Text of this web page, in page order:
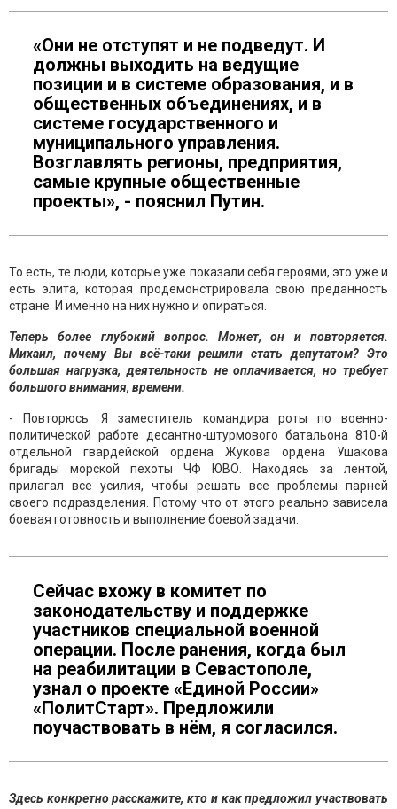
«Они не отступят и не подведут. И
должны выходить на ведущие
позиции и в системе образования, и в
общественных объединениях, и в
системе государственного и
муниципального управления.
Возглавлять регионы, предприятия,
самые крупные общественные
проекты», - пояснил Путин.
То есть, те люди, которые уже показали себя героями, это уже и
есть элита, которая продемонстрировала свою преданность
стране. И именно на них нужно и опираться.
Теперь более глубокий вопрос. Может, он и повторяется.
Михаил, почему Вы всё-таки решили стать депутатом? Это
большая нагрузка, деятельность не оплачивается, но требует
большого внимания, времени.
- Повторюсь. Я заместитель командира роты по военно-
политической работе десантно-штурмового батальона 810-й
отдельной гвардейской ордена Жукова ордена Ушакова
бригады морской пехоты ЧФ ЮВО. Находясь за лентой,
прилагал все усилия, чтобы решать все проблемы парней
своего подразделения. Потому что от этого реально зависела
боевая готовность и выполнение боевой задачи.
Сейчас вхожу в комитет по
законодательству и поддержке
участников специальной военной
операции. После ранения, когда был
на реабилитации в Севастополе,
узнал о проекте «Единой России»
«ПолитСтарт». Предложили
поучаствовать в нём, я согласился.
Здесь конкретно расскажите, кто и как предложил участвовать